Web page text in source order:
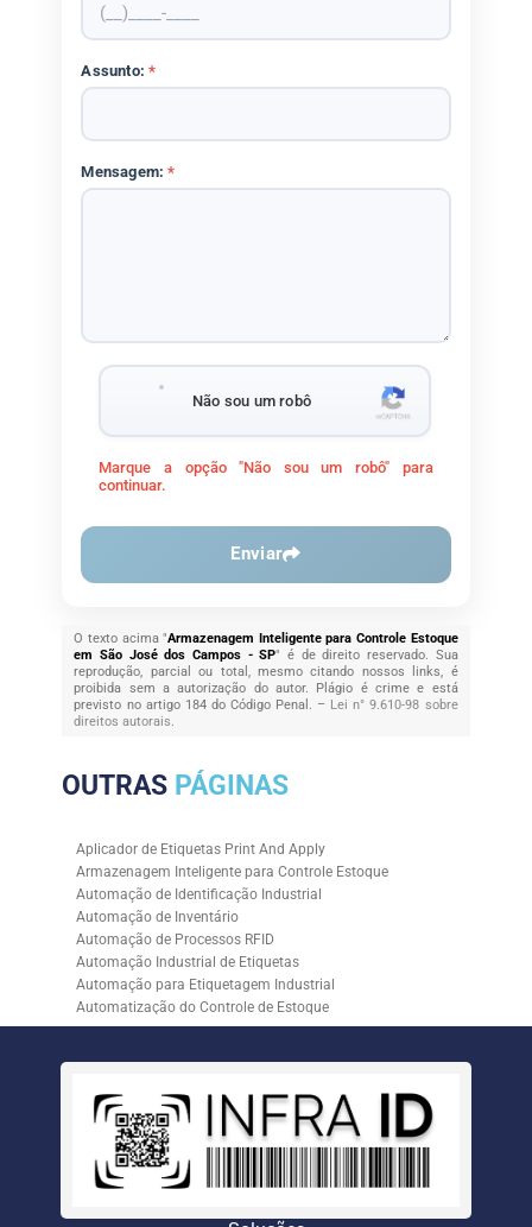
Assunto:*
Mensagem:*
Não sou um robô
Marque a opção "Não sou um robô" para
continuar.
Enviar
O texto acima "Armazenagem Inteligente para Controle Estoque
em São José dos Campos - SP" é de direito reservado. Sua
reprodução, parcial ou total, mesmo citando nossos links, é
proibida sem a autorização do autor. Plágio é crime e está
previsto no artigo 184 do Código Penal. – Lei n° 9.610-98 sobre
direitos autorais.
OUTRAS PÁGINAS
Aplicador de Etiquetas Print And Apply
Armazenagem Inteligente para Controle Estoque
Automação de Identificação Industrial
Automação de Inventário
Automação de Processos RFID
Automação Industrial de Etiquetas
Automação para Etiquetagem Industrial
Automatização do Controle de Estoque
Controle de Estoque com RFID
Empresa de Automação para Processos Logísticos
Empresa de Rastreabilidade Industrial
Empresa de Soluções para Etiquetagem
Empresa Especializada em Inventário de Estoque
Etiqueta RFID para Controle de Estoque